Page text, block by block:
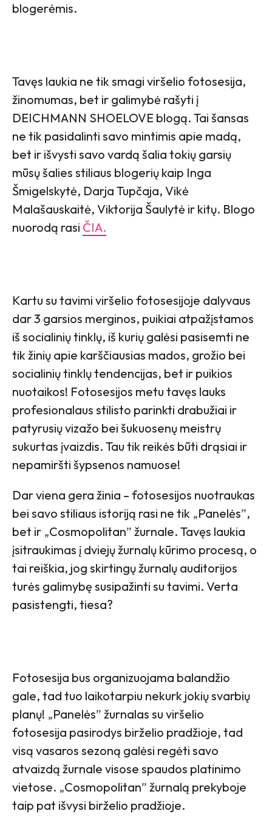
blogerėmis.
Tavęs laukia ne tik smagi viršelio fotosesija,
žinomumas, bet ir galimybė rašyti į
DEICHMANN SHOELOVE blogą. Tai šansas
ne tik pasidalinti savo mintimis apie madą,
bet ir išvysti savo vardą šalia tokių garsių
mūsų šalies stiliaus blogerių kaip Inga
Šmigelskytė, Darja Tupčaja, Vikė
Malašauskaitė, Viktorija Šaulytė ir kitų. Blogo
nuorodą rasi ČIA.
Kartu su tavimi viršelio fotosesijoje dalyvaus
dar 3 garsios merginos, puikiai atpažįstamos
iš socialinių tinklų, iš kurių galėsi pasisemti ne
tik žinių apie karščiausias mados, grožio bei
socialinių tinklų tendencijas, bet ir puikios
nuotaikos! Fotosesijos metu tavęs lauks
profesionalaus stilisto parinkti drabužiai ir
patyrusių vizažo bei šukuosenų meistrų
sukurtas įvaizdis. Tau tik reikės būti drąsiai ir
nepamiršti šypsenos namuose!
Dar viena gera žinia – fotosesijos nuotraukas
bei savo stiliaus istoriją rasi ne tik „Panelės”,
bet ir „Cosmopolitan” žurnale. Tavęs laukia
įsitraukimas į dviejų žurnalų kūrimo procesą, o
tai reiškia, jog skirtingų žurnalų auditorijos
turės galimybę susipažinti su tavimi. Verta
pasistengti, tiesa?
Fotosesija bus organizuojama balandžio
gale, tad tuo laikotarpiu nekurk jokių svarbių
planų! „Panelės” žurnalas su viršelio
fotosesija pasirodys birželio pradžioje, tad
visą vasaros sezoną galėsi regėti savo
atvaizdą žurnale visose spaudos platinimo
vietose. „Cosmopolitan” žurnalą prekyboje
taip pat išvysi birželio pradžioje.